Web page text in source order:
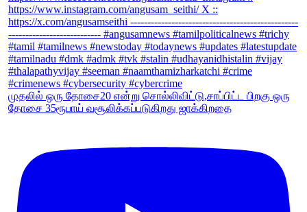
முதலில் ஒரு தோசை20 என்று சொல்லிவிட்டு,சாப்பிட்ட பிறகு ஒரு
தோசை 35ரூபாய் வசூலிக்கப்படுகிறது ஜாக்கிறதை